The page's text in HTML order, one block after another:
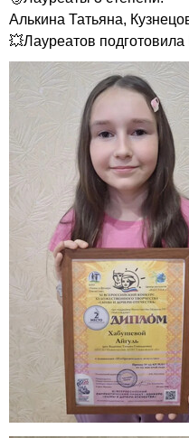
Алькина Татьяна,
💥Лауреатов подготовила